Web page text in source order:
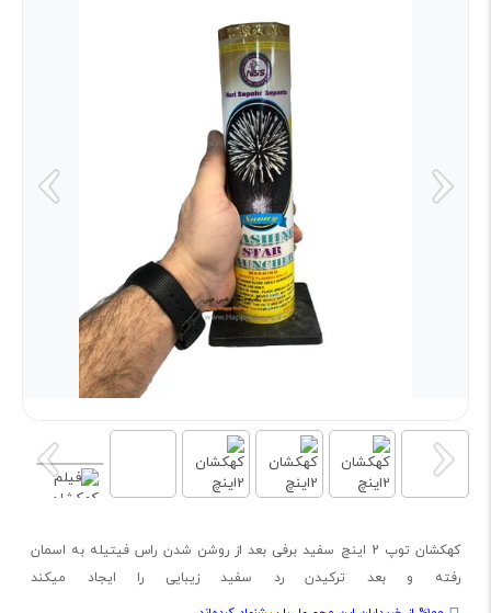
کهکشان توپ 2 اینچ سفید برفی بعد از روشن شدن راس فیتیله به اسمان
رفته و بعد ترکیدن رد سفید زیبایی را ایجاد میکند